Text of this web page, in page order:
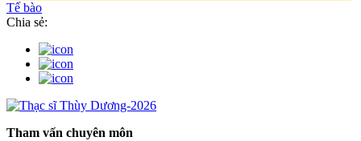
Tế bào
Chia sẻ:
Tham vấn chuyên môn